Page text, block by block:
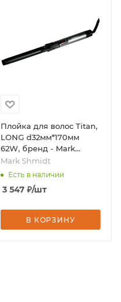
Плойка для волос Titan,
LONG d32мм*170мм
62W, бренд - Mark
Shmidt
Mark Shmidt
Есть в наличии
3 547₽/шт
В КОРЗИНУ